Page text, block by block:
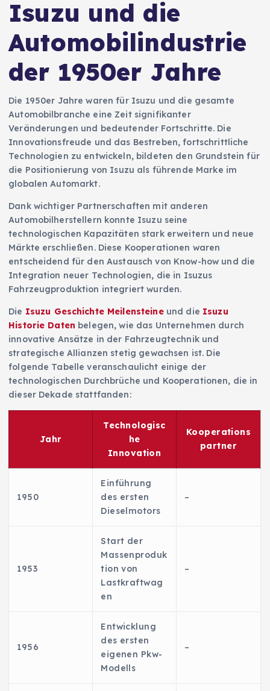
Isuzu und die
Automobilindustrie
der 1950er Jahre
Die 1950er Jahre waren für Isuzu und die gesamte
Automobilbranche eine Zeit signifikanter
Veränderungen und bedeutender Fortschritte. Die
Innovationsfreude und das Bestreben, fortschrittliche
Technologien zu entwickeln, bildeten den Grundstein für
die Positionierung von Isuzu als führende Marke im
globalen Automarkt.
Dank wichtiger Partnerschaften mit anderen
Automobilherstellern konnte Isuzu seine
technologischen Kapazitäten stark erweitern und neue
Märkte erschließen. Diese Kooperationen waren
entscheidend für den Austausch von Know-how und die
Integration neuer Technologien, die in Isuzus
Fahrzeugproduktion integriert wurden.
Die Isuzu Geschichte Meilensteineund die Isuzu
Historie Daten belegen, wie das Unternehmen durch
innovative Ansätze in der Fahrzeugtechnik und
strategische Allianzen stetig gewachsen ist. Die
folgende Tabelle veranschaulicht einige der
technologischen Durchbrüche und Kooperationen, die in
dieser Dekade stattfanden:
Jahr
Technologisc
he
Innovation
Kooperations
partner
1950
Einführung
des ersten
Dieselmotors
–
1953
Start der
Massenproduk
tion von
Lastkraftwag
en
–
1956
Entwicklung
des ersten
eigenen Pkw-
Modells
–